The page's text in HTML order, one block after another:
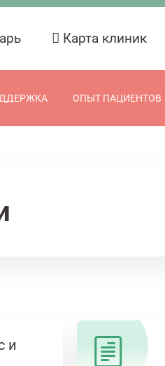
Карта клиник
ОПЫТ ПАЦИЕНТОВ
и